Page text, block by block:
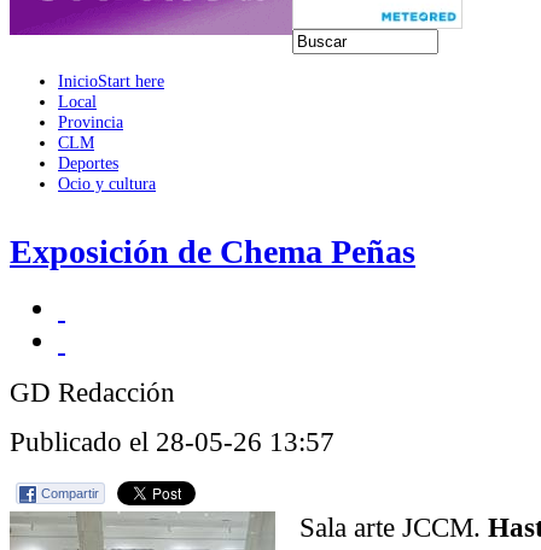
InicioStart here
Local
Provincia
CLM
Deportes
Ocio y cultura
Exposición de Chema Peñas
GD Redacción
Publicado el 28-05-26 13:57
Compartir
Sala arte JCCM.